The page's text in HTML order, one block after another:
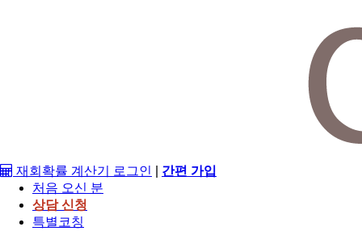
재회확률 계산기 로그인
간편 가입
처음 오신 분
상담 신청
특별코칭